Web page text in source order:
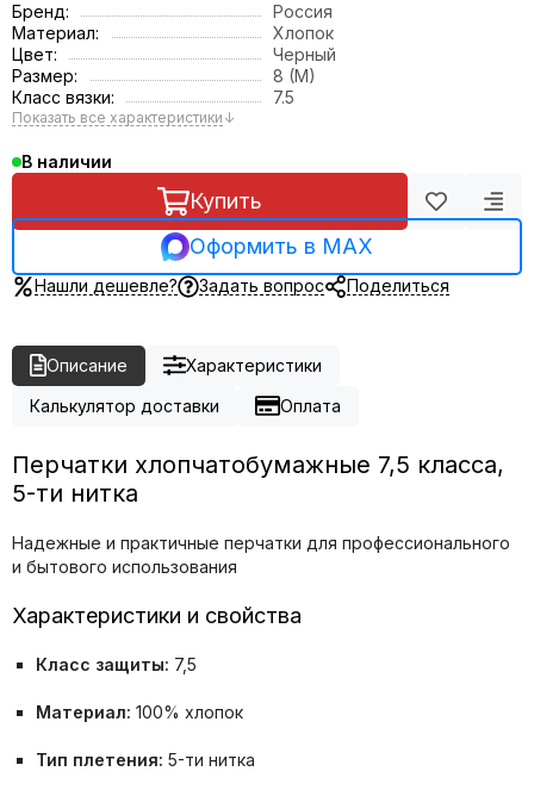
Бренд:
Россия
Материал:
Хлопок
Цвет:
Черный
Размер:
8 (M)
Класс вязки:
7.5
Показать все характеристики ↓
В наличии
Купить
Оформить в MAX
Нашли дешевле? Задать вопрос Поделиться
Описание
Характеристики
Калькулятор доставки
Оплата
Перчатки хлопчатобумажные 7,5 класса,
5-ти нитка
Надежные и практичные перчатки для профессионального
и бытового использования
Характеристики и свойства
Класс защиты: 7,5
Материал: 100% хлопок
Тип плетения: 5-ти нитка